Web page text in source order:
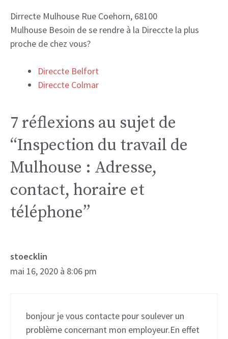
Dirrecte Mulhouse Rue Coehorn, 68100
Mulhouse Besoin de se rendre à la Direccte la plus
proche de chez vous?
Direccte Belfort
Direccte Colmar
7 réflexions au sujet de
“Inspection du travail de ​
Mulhouse : Adresse,
contact, horaire et
téléphone”
stoecklin
mai 16, 2020 à 8:06 pm
bonjour je vous contacte pour soulever un
problème concernant mon employeur.En effet